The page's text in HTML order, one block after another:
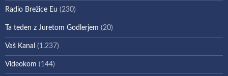
Radio Brežice Eu (230)
Ta teden z Juretom Godlerjem (20)
Vaš Kanal (1.237)
Videokom (144)